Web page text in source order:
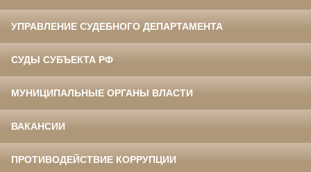
УПРАВЛЕНИЕ СУДЕБНОГО ДЕПАРТАМЕНТА
СУДЫ СУБЪЕКТА РФ
МУНИЦИПАЛЬНЫЕ ОРГАНЫ ВЛАСТИ
ВАКАНСИИ
ПРОТИВОДЕЙСТВИЕ КОРРУПЦИИ